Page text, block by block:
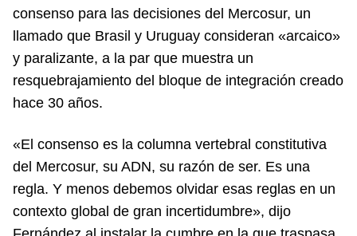
consenso para las decisiones del Mercosur, un
llamado que Brasil y Uruguay consideran «arcaico»
y paralizante, a la par que muestra un
resquebrajamiento del bloque de integración creado
hace 30 años.
«El consenso es la columna vertebral constitutiva
del Mercosur, su ADN, su razón de ser. Es una
regla. Y menos debemos olvidar esas reglas en un
contexto global de gran incertidumbre», dijo